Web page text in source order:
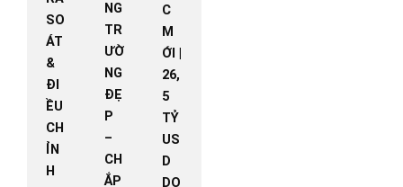
SO
ÁT
&
ĐI
ỀU
CH
ỈN
H
NG
TR
ƯỜ
NG
ĐẸ
P
–
CH
ẮP
C
M
ỚI |
26,
5
TỶ
US
D
DO